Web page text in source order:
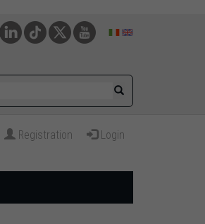
Registration Login